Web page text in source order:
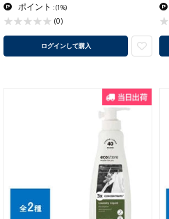
ポイント :(1%)
(0)
ログインして購入